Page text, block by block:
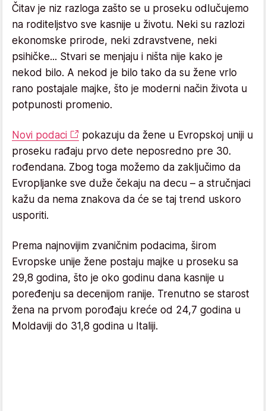
Čitav je niz razloga zašto se u proseku odlučujemo
na roditeljstvo sve kasnije u životu. Neki su razlozi
ekonomske prirode, neki zdravstvene, neki
psihičke... Stvari se menjaju i ništa nije kako je
nekod bilo. A nekod je bilo tako da su žene vrlo
rano postajale majke, što je moderni način života u
potpunosti promenio.
Novi podaci
pokazuju da žene u Evropskoj uniji u
proseku rađaju prvo dete neposredno pre 30.
rođendana. Zbog toga možemo da zaključimo da
Evropljanke sve duže čekaju na decu – a stručnjaci
kažu da nema znakova da će se taj trend uskoro
usporiti.
Prema najnovijim zvaničnim podacima, širom
Evropske unije žene postaju majke u proseku sa
29,8 godina, što je oko godinu dana kasnije u
poređenju sa decenijom ranije. Trenutno se starost
žena na prvom porođaju kreće od 24,7 godina u
Moldaviji do 31,8 godina u Italiji.